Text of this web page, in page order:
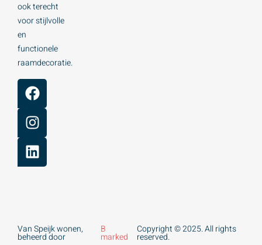
ook terecht
voor stijlvolle
en
functionele
raamdecoratie.
Van Speijk wonen,
beheerd door
B
marked
Copyright © 2025. All rights
reserved.